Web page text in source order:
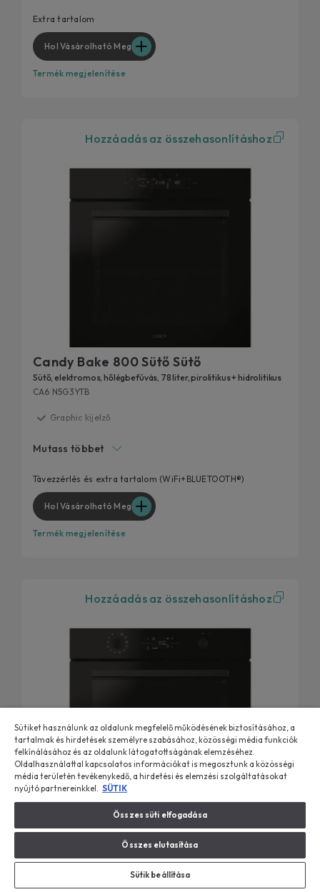
Extra tartalom
Hol Vásárolható Meg
Termék megjelenítése
Hozzáadás az összehasonlításhoz
Candy Bake 800 Sütő Sütő
Sütő, elektromos, hőlégbefúvás, 78 liter, pirolitikus + hidrolitikus
CA6 N5G3YTB
Graphic kijelző
FullMenu - Akár 4 fogás egyszerre
XL sütőtér: 78l, 6 sütési szint
Mutass többet
Távezzérlés és extra tartalom (WiFi+BLUETOOTH®)
Hol Vásárolható Meg
Termék megjelenítése
Hozzáadás az összehasonlításhoz
Candy Bake 800 Sütő Sütő
Sütő, elektromos, hőlégbefúvás, 78 liter, pirolitikus + hidrolitikus
Smart View okos digitális kijelző
Sütiket használunk az oldalunk megfelelő működésének biztosításához, a
tartalmak és hirdetések személyre szabásához, közösségi média funkciók
felkínálásához és az oldalunk látogatottságának elemzéséhez.
Oldalhasználattal kapcsolatos információkat is megosztunk a közösségi
média területén tevékenykedő, a hirdetési és elemzési szolgáltatásokat
nyújtó partnereinkkel. SÜTIK
Összes süti elfogadása
Összes elutasítása
Sütik beállítása